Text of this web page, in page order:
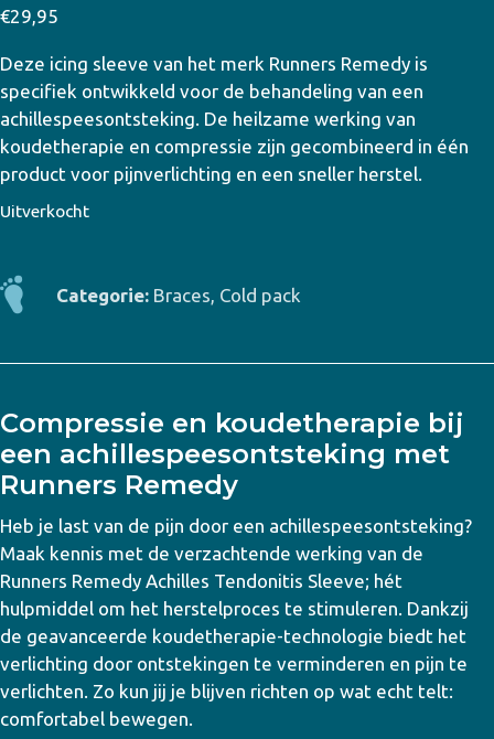
€29,95
Deze icing sleeve van het merk Runners Remedy is
specifiek ontwikkeld voor de behandeling van een
achillespeesontsteking. De heilzame werking van
koudetherapie en compressie zijn gecombineerd in één
product voor pijnverlichting en een sneller herstel.
Uitverkocht
Categorie: Braces, Cold pack
Compressie en koudetherapie bij
een achillespeesontsteking met
Runners Remedy
Heb je last van de pijn door een achillespeesontsteking?
Maak kennis met de verzachtende werking van de
Runners Remedy Achilles Tendonitis Sleeve; hét
hulpmiddel om het herstelproces te stimuleren. Dankzij
de geavanceerde koudetherapie-technologie biedt het
verlichting door ontstekingen te verminderen en pijn te
verlichten. Zo kun jij je blijven richten op wat echt telt:
comfortabel bewegen.